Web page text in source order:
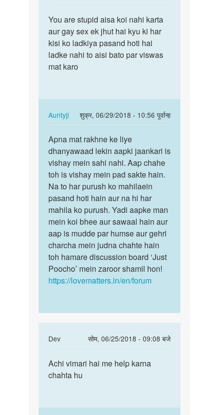
to
mujhe
boy
k
sath
by
vishal
jain
You
are
stupid
aisa
koi
You are stupid aisa koi nahi karta
aur gay sex ek jhut hai kyu ki har
kisi ko ladkiya pasand hoti hai
ladke nahi to aisi bato par viswas
mat karo
Auntyji
शुक्र, 06/29/2018 - 10:56 पूर्वान्ह
In
reply
to
You
are
stupid
aisa
koi
nahi…
by
अज्ञात
Apna
mat
rakhne
ke
liye…
Apna mat rakhne ke liye
dhanyawaad lekin aapki jaankari is
vishay mein sahi nahi. Aap chahe
toh is vishay mein pad sakte hain.
Na to har purush ko mahilaein
pasand hoti hain aur na hi har
mahila ko purush. Yadi aapke man
mein koi bhee aur sawaal hain aur
aap is mudde par humse aur gehri
charcha mein judna chahte hain
toh hamare discussion board ‘Just
Poocho’ mein zaroor shamil hon!
https://lovematters.in/en/forum
Dev
सोम, 06/25/2018 - 09:08 बजे
In
to
mujhe
sath
Achi
vimari
help…
Achi vimari hai me help karna
chahta hu